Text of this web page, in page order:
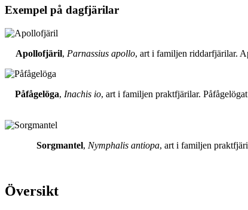
Exempel på dagfjärilar
Apollofjäril, Parnassius apollo, art i familjen riddarfjärilar.
Påfågelöga, Inachis io, art i familjen praktfjärilar.
Sorgmantel, Nymphalis antiopa, art i familjen
Översikt